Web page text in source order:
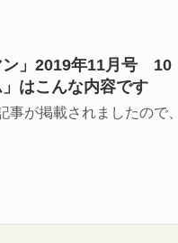
」2019年11月号 10
はこんな内容です
が掲載されましたので、